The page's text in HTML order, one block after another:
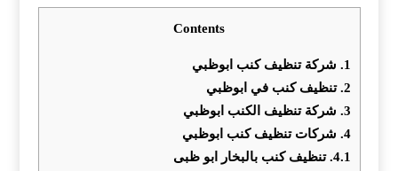
Contents
1. شركة تنظيف كنب ابوظبي
2. تنظيف كنب في ابوظبي
3. شركة تنظيف الكنب ابوظبي
4. شركات تنظيف كنب ابوظبي
4.1. ‏تنظيف كنب بالبخار ابو ظبى